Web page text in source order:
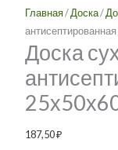
Главная/Доска/
Доска
187,50₽
25х50х6000